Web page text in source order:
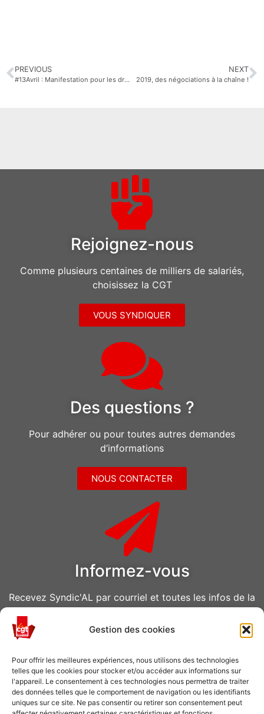
Gestion des cookies
Pour offrir les meilleures expériences, nous utilisons des technologies
telles que les cookies pour stocker et/ou accéder aux informations sur
l'appareil. Le consentement à ces technologies nous permettra de traiter
des données telles que le comportement de navigation ou les identifiants
uniques sur ce site. Ne pas consentir ou retirer son consentement peut
PREVIOUS
#13Avril : Manifestation pour les droits fondamentaux
NEXT
2019, des négociations à la chaîne !
Rejoignez-nous
Comme plusieurs centaines de milliers de salariés,
choisissez la CGT
VOUS SYNDIQUER
Des questions ?
Pour adhérer ou pour toutes autres demandes
d’informations
NOUS CONTACTER
Informez-vous
Recevez Syndic'AL par courriel et toutes les infos de la
CGT Air Liquide